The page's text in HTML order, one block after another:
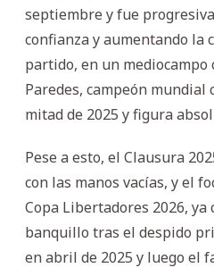
septiembre y fue
confianza y aumentando la
partido, en un mediocampo
Paredes, campeón mundial
mitad de 2025 y figura
Pese a esto, el Clausura
con las manos vacías, y el
Copa Libertadores 2026, ya
banquillo tras el despido
en abril de 2025 y luego el